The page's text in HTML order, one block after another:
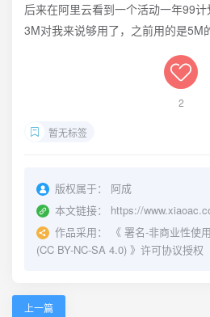
后来在阿里云看到一个活动一年99计
3M对我来说够用了，之前用的是5M
2
暂无标签
版权属于：
阿成
本文链接：
https://
作品采用：
《 署名-非商业性使
(CC BY-NC-SA 4.0) 》许可协议授权
上一篇